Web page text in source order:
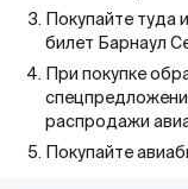
Покупайте туда
билет Барнаул
При покупке
распродажи
Покупайте